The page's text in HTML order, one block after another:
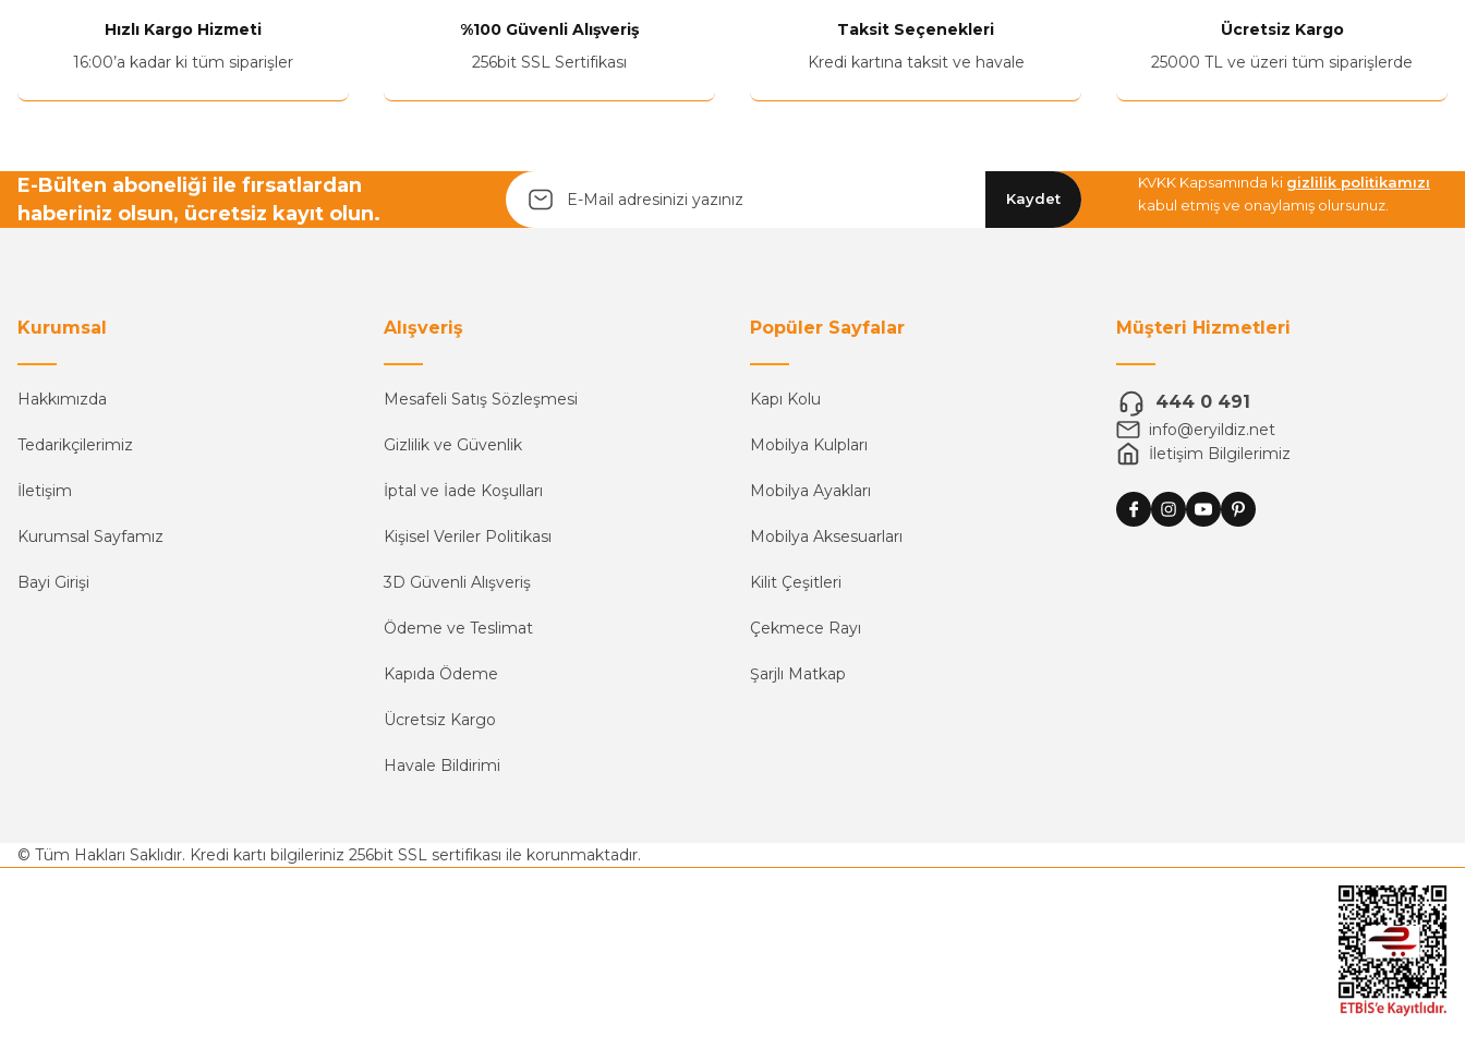
Ürün fiyatı diğer sitelerden daha pahalı.
Hızlı Kargo Hizmeti
16:00’a kadar ki tüm siparişler
%100 Güvenli Alışveriş
256bit SSL Sertifikası
Taksit Seçenekleri
Kredi kartına taksit ve havale
Ücretsiz Kargo
25000 TL ve üzeri tüm siparişlerde
E-Bülten aboneliği ile fırsatlardan
haberiniz olsun, ücretsiz kayıt olun.
Kaydet
KVKK Kapsamında ki gizlilik politikamızı
kabul etmiş ve onaylamış olursunuz.
Kurumsal
Hakkımızda
Tedarikçilerimiz
İletişim
Kurumsal Sayfamız
Bayi Girişi
Alışveriş
Mesafeli Satış Sözleşmesi
Gizlilik ve Güvenlik
İptal ve İade Koşulları
Kişisel Veriler Politikası
3D Güvenli Alışveriş
Ödeme ve Teslimat
Kapıda Ödeme
Ücretsiz Kargo
Havale Bildirimi
Popüler Sayfalar
Kapı Kolu
Mobilya Kulpları
Mobilya Ayakları
Mobilya Aksesuarları
Kilit Çeşitleri
Çekmece Rayı
Şarjlı Matkap
Müşteri Hizmetleri
444 0 491
info@eryildiz.net
İletişim Bilgilerimiz
© Tüm Hakları Saklıdır. Kredi kartı bilgileriniz 256bit SSL sertifikası ile korunmaktadır.